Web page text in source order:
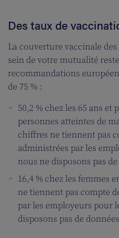
Des taux de
La couverture vaccinale
sein de votre mutualité
recommandations
de 75 % :
50,2 % chez les 65 ans et
personnes atteintes de
chiffres ne tiennent pas
administrées par les
nous ne disposons pas
16,4 % chez les femmes
ne tiennent pas compte
par les employeurs pour
disposons pas de